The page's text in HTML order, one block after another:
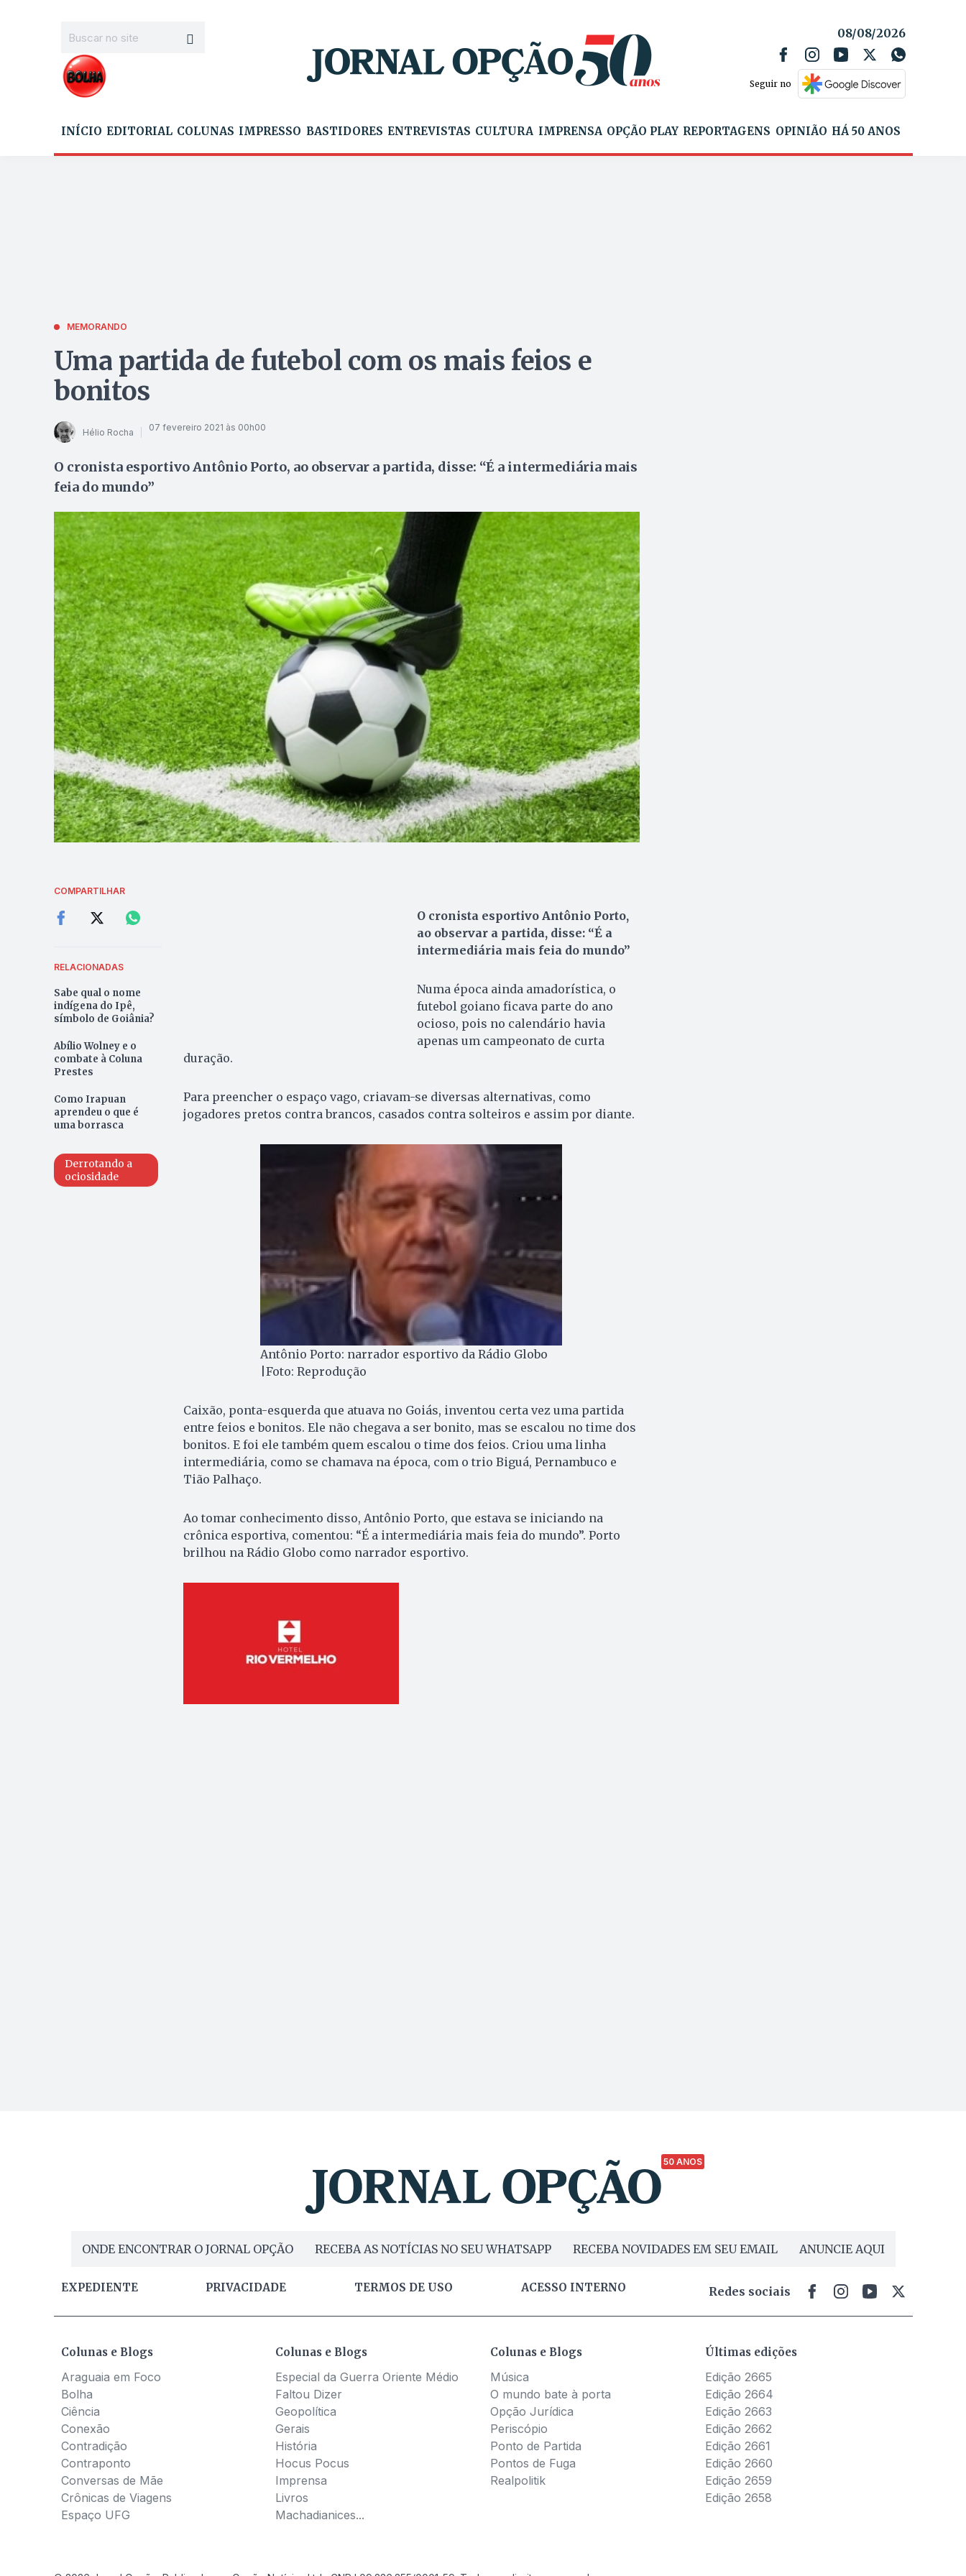
08/08/2026
Seguir no
INÍCIO EDITORIAL COLUNAS IMPRESSO BASTIDORES ENTREVISTAS CULTURA IMPRENSA OPÇÃO PLAY REPORTAGENS OPINIÃO HÁ 50 ANOS
MEMORANDO
Uma partida de futebol com os mais feios e
bonitos
Hélio Rocha 07 fevereiro 2021 às 00h00
O cronista esportivo Antônio Porto, ao observar a partida, disse: “É a intermediária mais
feia do mundo”
COMPARTILHAR
RELACIONADAS
Sabe qual o nome
indígena do Ipê,
símbolo de Goiânia?
Abílio Wolney e o
combate à Coluna
Prestes
Como Irapuan
aprendeu o que é
uma borrasca
Derrotando a
ociosidade
O cronista esportivo Antônio Porto,
ao observar a partida, disse: “É a
intermediária mais feia do mundo”
Numa época ainda amadorística, o
futebol goiano ficava parte do ano
ocioso, pois no calendário havia
apenas um campeonato de curta
duração.
Para preencher o espaço vago, criavam-se diversas alternativas, como
jogadores pretos contra brancos, casados contra solteiros e assim por diante.
Antônio Porto: narrador esportivo da Rádio Globo
|Foto: Reprodução
Caixão, ponta-esquerda que atuava no Goiás, inventou certa vez uma partida
entre feios e bonitos. Ele não chegava a ser bonito, mas se escalou no time dos
bonitos. E foi ele também quem escalou o time dos feios. Criou uma linha
intermediária, como se chamava na época, com o trio Biguá, Pernambuco e
Tião Palhaço.
Ao tomar conhecimento disso, Antônio Porto, que estava se iniciando na
crônica esportiva, comentou: “É a intermediária mais feia do mundo”. Porto
brilhou na Rádio Globo como narrador esportivo.
50 ANOS
ONDE ENCONTRAR O JORNAL OPÇÃO RECEBA AS NOTÍCIAS NO SEU WHATSAPP RECEBA NOVIDADES EM SEU EMAIL ANUNCIE AQUI
EXPEDIENTE PRIVACIDADE TERMOS DE USO ACESSO INTERNO Redes sociais
Colunas e Blogs
Araguaia em Foco
Bolha
Ciência
Conexão
Contradição
Contraponto
Conversas de Mãe
Crônicas de Viagens
Espaço UFG
Colunas e Blogs
Especial da Guerra Oriente Médio
Faltou Dizer
Geopolítica
Gerais
História
Hocus Pocus
Imprensa
Livros
Machadianices...
Colunas e Blogs
Música
O mundo bate à porta
Opção Jurídica
Periscópio
Ponto de Partida
Pontos de Fuga
Realpolitik
Últimas edições
Edição 2665
Edição 2664
Edição 2663
Edição 2662
Edição 2661
Edição 2660
Edição 2659
Edição 2658